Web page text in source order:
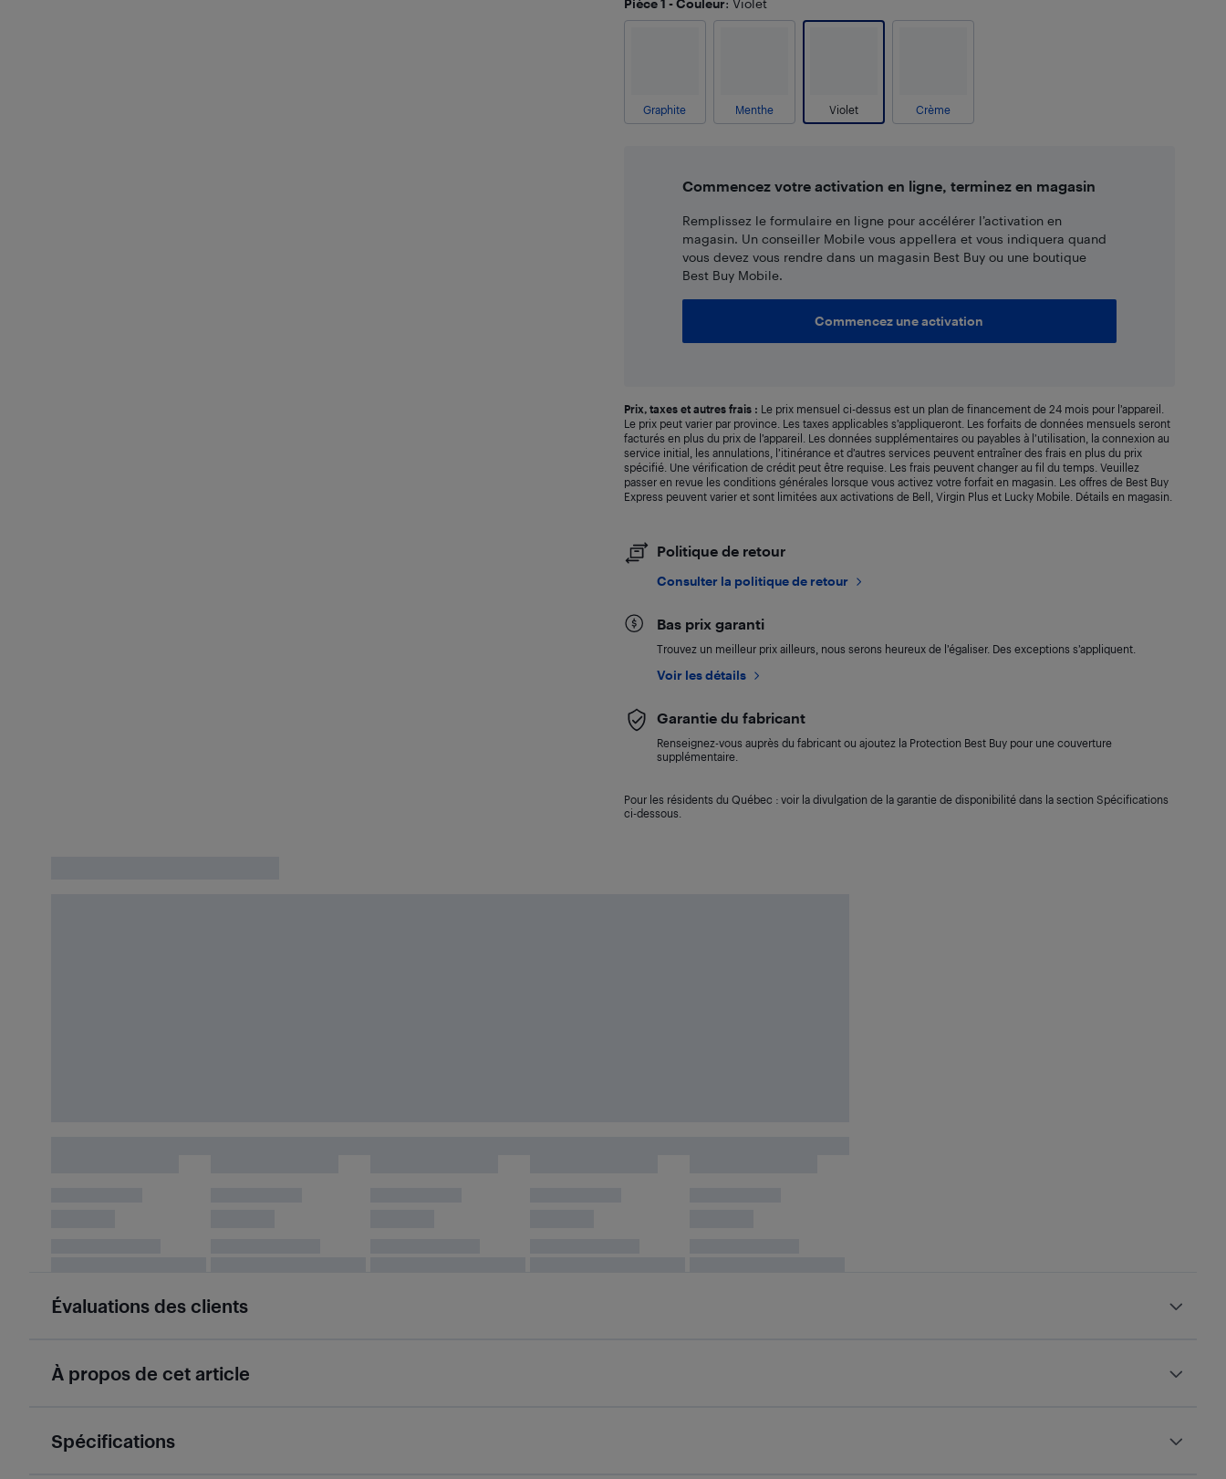
Pièce 1 - Couleur: Violet
Graphite Menthe Violet Crème
Commencez votre activation en ligne, terminez en magasin
Remplissez le formulaire en ligne pour accélérer l’activation en
magasin. Un conseiller Mobile vous appellera et vous indiquera quand
vous devez vous rendre dans un magasin Best Buy ou une boutique
Best Buy Mobile.
Commencez une activation
Prix, taxes et autres frais : Le prix mensuel ci-dessus est un plan de financement de 24 mois pour l’appareil.
Le prix peut varier par province. Les taxes applicables s’appliqueront. Les forfaits de données mensuels seront
facturés en plus du prix de l’appareil. Les données supplémentaires ou payables à l’utilisation, la connexion au
service initial, les annulations, l’itinérance et d’autres services peuvent entraîner des frais en plus du prix
spécifié. Une vérification de crédit peut être requise. Les frais peuvent changer au fil du temps. Veuillez
passer en revue les conditions générales lorsque vous activez votre forfait en magasin. Les offres de Best Buy
Express peuvent varier et sont limitées aux activations de Bell, Virgin Plus et Lucky Mobile. Détails en magasin.
Politique de retour
Consulter la politique de retour
Bas prix garanti
Trouvez un meilleur prix ailleurs, nous serons heureux de l’égaliser. Des exceptions s’appliquent.
Voir les détails
Garantie du fabricant
Renseignez-vous auprès du fabricant ou ajoutez la Protection Best Buy pour une couverture
supplémentaire.
Pour les résidents du Québec : voir la divulgation de la garantie de disponibilité dans la section Spécifications
ci-dessous.
Évaluations des clients
À propos de cet article
Spécifications